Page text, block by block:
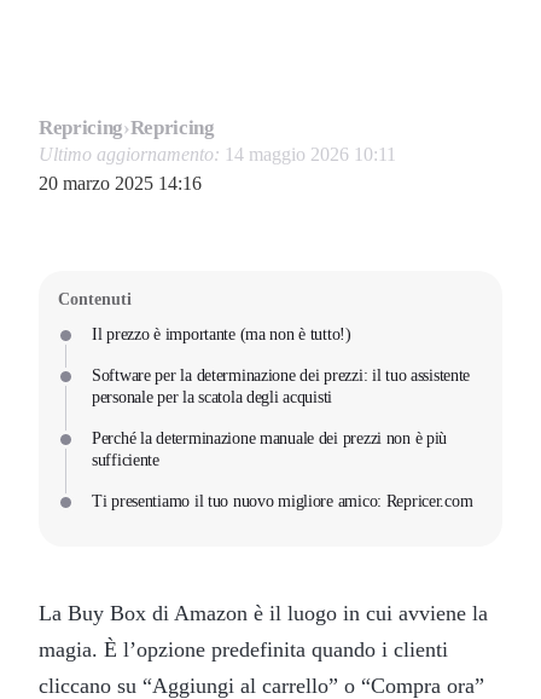
Repricing›Repricing
Ultimo aggiornamento: 14 maggio 2026 10:11
20 marzo 2025 14:16
Contenuti
Il prezzo è importante (ma non è tutto!)
Software per la determinazione dei prezzi: il tuo assistente
personale per la scatola degli acquisti
Perché la determinazione manuale dei prezzi non è più
sufficiente
Ti presentiamo il tuo nuovo migliore amico: Repricer.com
La Buy Box di Amazon è il luogo in cui avviene la
magia. È l’opzione predefinita quando i clienti
cliccano su “Aggiungi al carrello” o “Compra ora”